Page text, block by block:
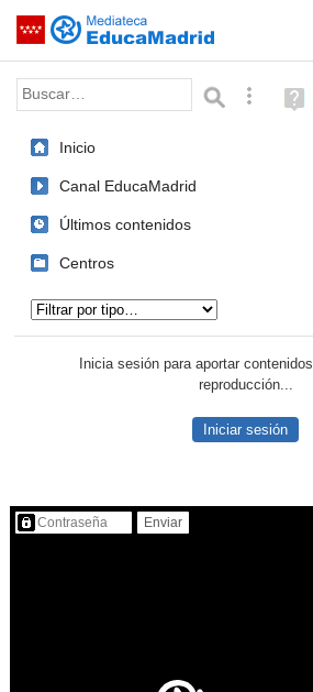
Saltar navegación
Palabra o frase: BúsquedaAyuda
(en
Inicio
Canal EducaMadrid
Últimos contenidos
Centros
Inicia sesión para aportar
reproducción...
Iniciar sesión
Contenido protegido…